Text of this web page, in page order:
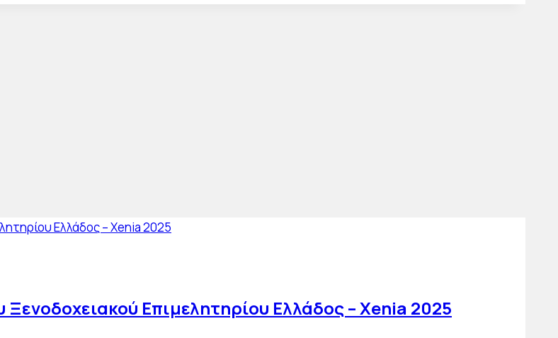
Ξενοδοχειακού Επιμελητηρίου Ελλάδος – Xenia 2025